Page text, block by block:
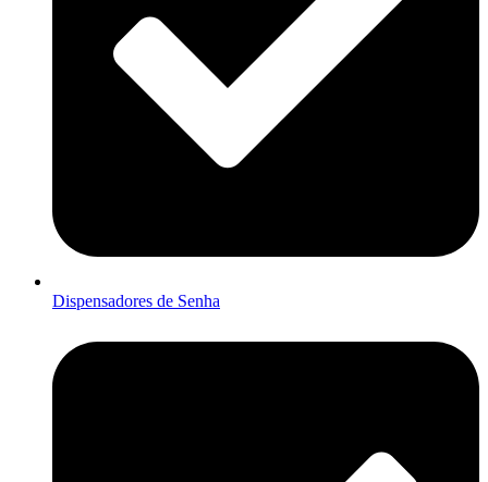
Dispensadores de Senha